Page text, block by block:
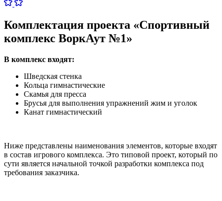
Комплектация проекта «Спортивный
комплекс ВоркАут №1»
В комплекс входят:
Шведская стенка
Кольца гимнастические
Скамья для пресса
Брусья для выполнения упражнений жим и уголок
Канат гимнастический
Ниже представлены наименования элементов, которые входят
в состав игрового комплекса. Это типовой проект, который по
сути является начальной точкой разработки комплекса под
требования заказчика.